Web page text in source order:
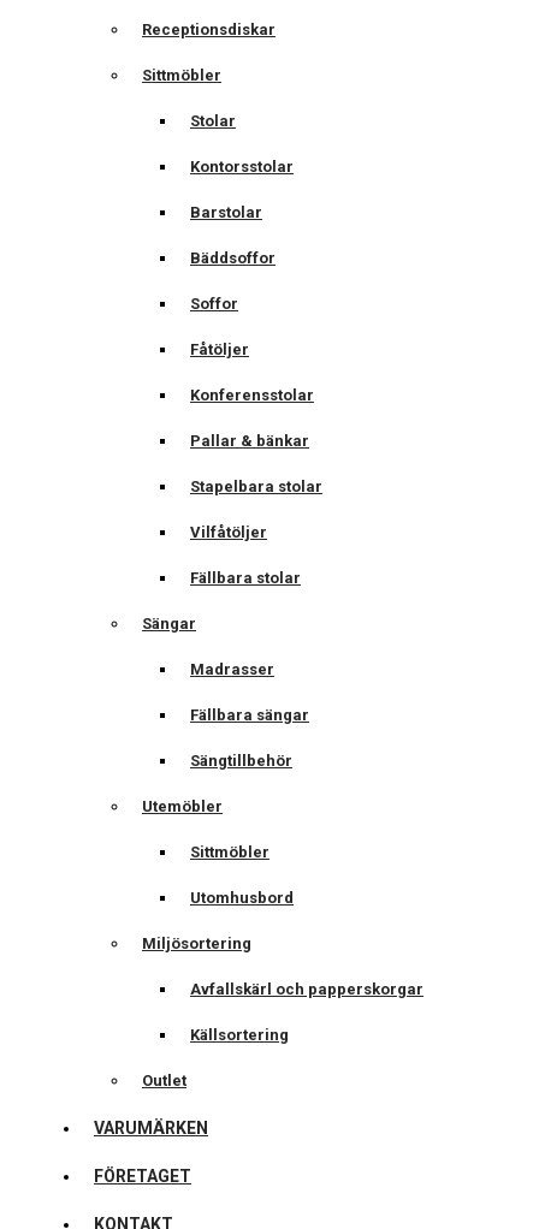
Receptionsdiskar
Sittmöbler
Stolar
Kontorsstolar
Barstolar
Bäddsoffor
Soffor
Fåtöljer
Konferensstolar
Pallar & bänkar
Stapelbara stolar
Vilfåtöljer
Fällbara stolar
Sängar
Madrasser
Fällbara sängar
Sängtillbehör
Utemöbler
Sittmöbler
Utomhusbord
Miljösortering
Avfallskärl och papperskorgar
Källsortering
Outlet
VARUMÄRKEN
FÖRETAGET
KONTAKT